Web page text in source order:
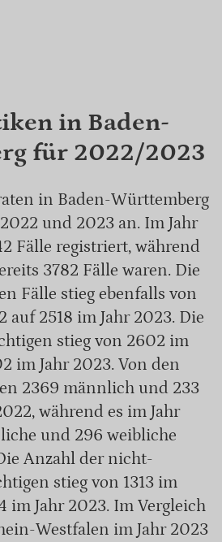
in Baden-
für 2022/2023
in Baden-Württemberg
und 2023 an. Im Jahr
Fälle registriert, während
3782 Fälle waren. Die
Fälle stieg ebenfalls von
auf 2518 im Jahr 2023. Die
stieg von 2602 im
im Jahr 2023. Von den
2369 männlich und 233
während es im Jahr
und 296 weibliche
Anzahl der nicht-
stieg von 1313 im
im Jahr 2023. Im Vergleich
Westfalen im Jahr 2023